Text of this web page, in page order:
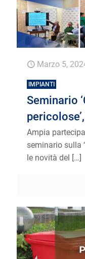
Marzo 5,
IMPIANTI
Seminario
Ampia
seminario sulla
le novità del […]